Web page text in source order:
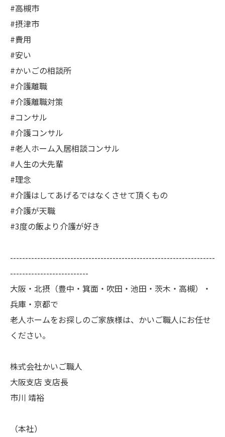
#高槻市
#摂津市
#費用
#安い
#かいごの相談所
#介護離職
#介護離職対策
#コンサル
#介護コンサル
#老人ホーム入居相談コンサル
#人生の大先輩
#理念
#介護はしてあげるではなくさせて頂くもの
#介護が天職
#3度の飯より介護が好き
--------------------------------------------------------------------
--------------------------
大阪・北摂（豊中・箕面・吹田・池田・茨木・高槻）・
兵庫・京都で
老人ホームをお探しのご家族様は、かいご職人にお任せ
ください。
株式会社かいご職人
大阪支店 支店長
市川 靖裕
（本社）